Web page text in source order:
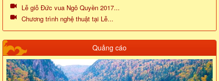
Lễ giỗ Đức vua Ngô Quyền 2017...
Chương trình nghệ thuật tại Lễ...
Quảng cáo